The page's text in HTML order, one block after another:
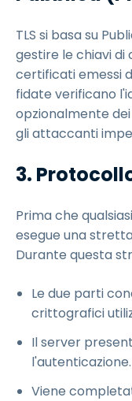
TLS si basa su
gestire le chiavi
certificati emessi
fidate verificano
opzionalmente
gli attaccanti
3.
Prima che
esegue una
Durante questa
Le due parti
crittografici
Il server
l'autenticazione.
Viene